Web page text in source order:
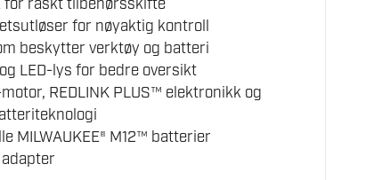
for raskt tilbehørsskifte
for nøyaktig kontroll
beskytter verktøy og batteri
LED-lys for bedre oversikt
REDLINK PLUS™ elektronikk og
MILWAUKEE® M12™ batterier